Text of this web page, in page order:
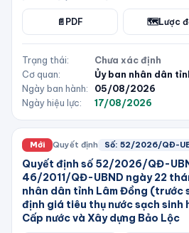
📄 PDF 🗺️Lược
Trạng thái:
Chưa xác định
Cơ quan:
Ủy ban nhân dân
Ngày ban hành:
05/08/2026
Ngày hiệu lực:
17/08/2026
Mới Quyết định Số: 52/2026/QĐ-
Quyết định số 52/2026/QĐ-
46/2011/QĐ-UBND ngày 22
nhân dân tỉnh Lâm Đồng (trước
định giá tiêu thụ nước sạch sinh
Cấp nước và Xây dựng Bảo Lộc